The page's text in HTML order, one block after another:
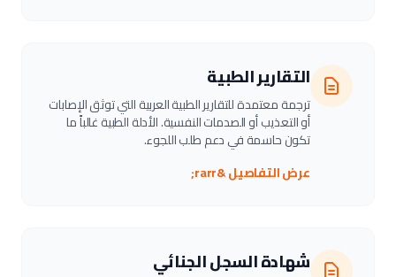
التقارير الطبية
ترجمة معتمدة للتقارير الطبية العربية التي توثق الإصابات
أو التعذيب أو الصدمات النفسية. الأدلة الطبية غالباً ما
تكون حاسمة في دعم طلب اللجوء.
عرض التفاصيل &rarr;
شهادة السجل الجنائي